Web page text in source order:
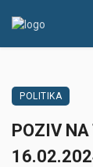
POLITIKA
POZIV NA